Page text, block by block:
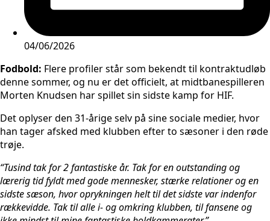
04/06/2026
Fodbold: Flere profiler står som bekendt til kontraktudløb
denne sommer, og nu er det officielt, at midtbanespilleren
Morten Knudsen har spillet sin sidste kamp for HIF.
Det oplyser den 31-årige selv på sine sociale medier, hvor
han tager afsked med klubben efter to sæsoner i den røde
trøje.
“Tusind tak for 2 fantastiske år. Tak for en outstanding og
lærerig tid fyldt med gode mennesker, stærke relationer og en
sidste sæson, hvor oprykningen helt til det sidste var indenfor
rækkevidde. Tak til alle i- og omkring klubben, til fansene og